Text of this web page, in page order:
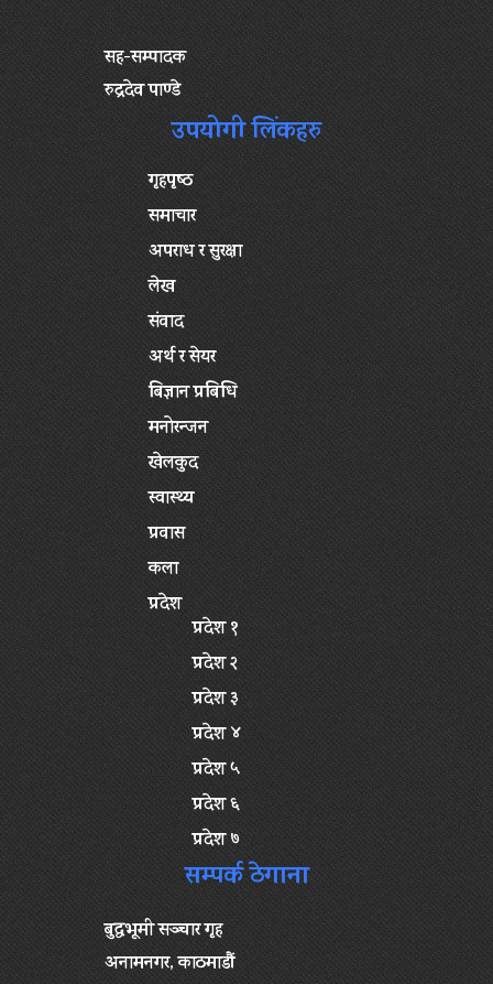
सह-सम्पादक
रुद्रदेव पाण्डे
उपयोगी लिंकहरु
गृहपृष्‍ठ
समाचार
अपराध र सुरक्षा
लेख
संवाद
अर्थ र सेयर
बिज्ञान प्रबिधि
मनोरन्जन
खेलकुद
स्वास्थ्य
प्रवास
कला
प्रदेश
प्रदेश १
प्रदेश २
प्रदेश ३
प्रदेश ४
प्रदेश ५
प्रदेश ६
प्रदेश ७
सम्पर्क ठेगाना
बुद्धभूमी सञ्चार गृह
अनामनगर, काठमाडौं